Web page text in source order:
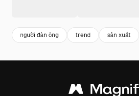
người đàn ông trend sản xuất